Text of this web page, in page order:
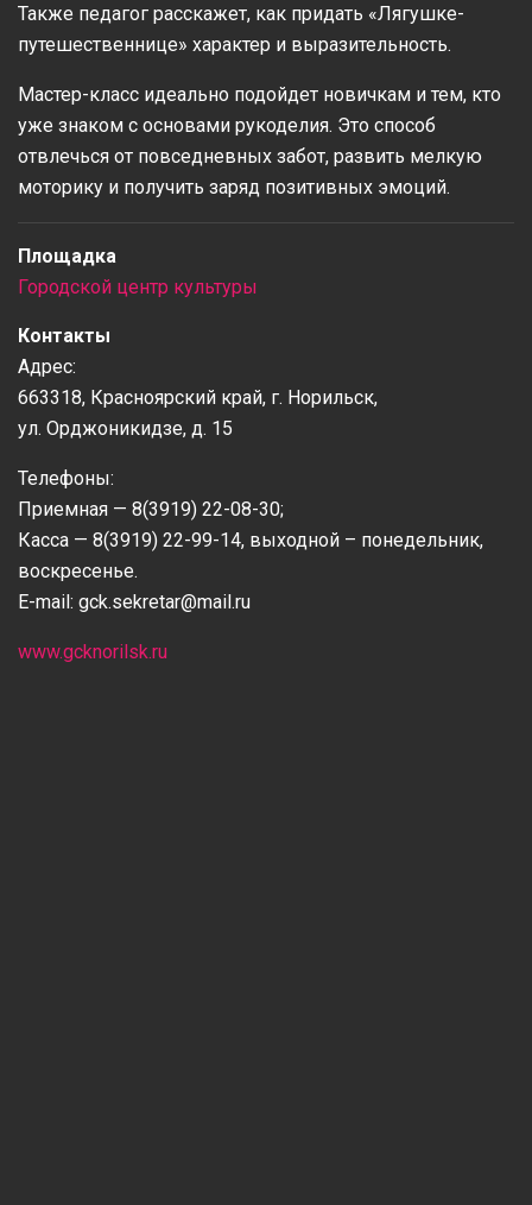
Также педагог расскажет, как придать «Лягушке-
путешественнице» характер и выразительность.
Мастер-класс идеально подойдет новичкам и тем, кто
уже знаком с основами рукоделия. Это способ
отвлечься от повседневных забот, развить мелкую
моторику и получить заряд позитивных эмоций.
Площадка
Городской центр культуры
Контакты
Адрес:
663318, Красноярский край, г. Норильск,
ул. Орджоникидзе, д. 15
Телефоны:
Приемная — 8(3919) 22-08-30;
Касса — 8(3919) 22-99-14, выходной – понедельник,
воскресенье.
Е-mail: gck.sekretar@mail.ru
www.gcknorilsk.ru